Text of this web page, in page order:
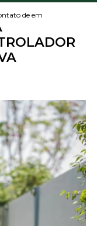
portaria
de empresa